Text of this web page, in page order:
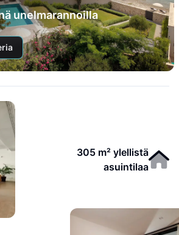
unelmarannoilla
305 m² ylellistä
asuintilaa